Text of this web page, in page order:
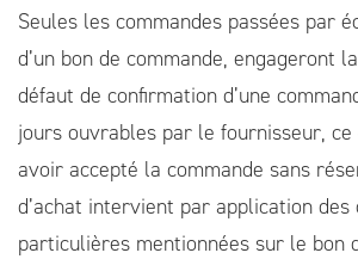
Seules les commandes passées par
d’un bon de commande, engageront
défaut de confirmation d’une
jours ouvrables par le fournisseur,
avoir accepté la commande sans
d’achat intervient par application des
particulières mentionnées sur le bon